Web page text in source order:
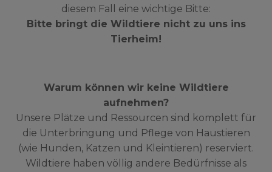
diesem Fall eine wichtige Bitte:
Bitte bringt die Wildtiere nicht zu uns ins
Tierheim!
Warum können wir keine Wildtiere
aufnehmen?
Unsere Plätze und Ressourcen sind komplett für
die Unterbringung und Pflege von Haustieren
(wie Hunden, Katzen und Kleintieren) reserviert.
Wildtiere haben völlig andere Bedürfnisse als